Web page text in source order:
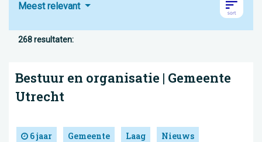
Meest relevant
268 resultaten:
Bestuur en organisatie | Gemeente
Utrecht
6 jaar Gemeente Laag Nieuws